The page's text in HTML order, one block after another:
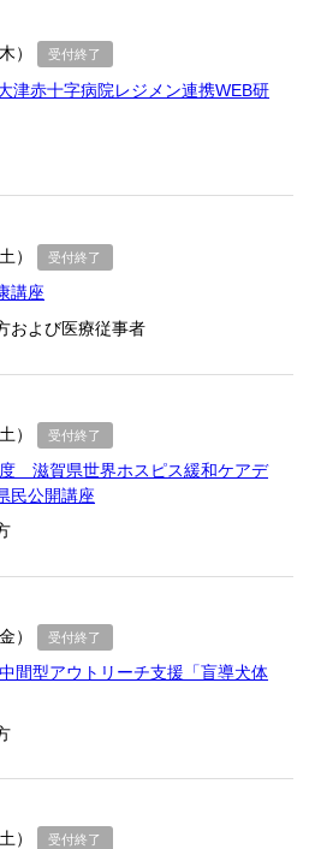
） 受付終了
津赤十字病院レジメン連携WEB研
） 受付終了
講座
および医療従事者
） 受付終了
滋賀県世界ホスピス緩和ケアデ
民公開講座
） 受付終了
間型アウトリーチ支援「盲導犬体
） 受付終了